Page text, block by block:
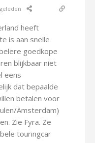
heeft
is aan snelle
goedkope
blijkbaar niet
eens
dat bepaalde
betalen voor
Amsterdam)
Zie Fyra. Ze
touringcar